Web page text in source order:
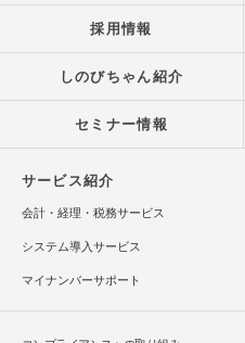
採用情報
しのびちゃん紹介
セミナー情報
サービス紹介
会計・経理・税務サービス
システム導入サービス
マイナンバーサポート